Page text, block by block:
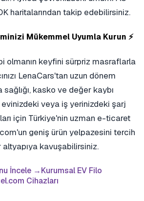
haritalarından takip edebilirsiniz.
Mükemmel Uyumla Kurun ⚡
olmanın keyfini sürpriz masraflarla
LenaCars'tan uzun dönem
kasko ve değer kaybı
evinizdeki veya iş yerinizdeki şarj
için Türkiye'nin uzman e-ticaret
geniş ürün yelpazesini tercih
kavuşabilirsiniz.
İncele →Kurumsal EV Filo
Cihazları